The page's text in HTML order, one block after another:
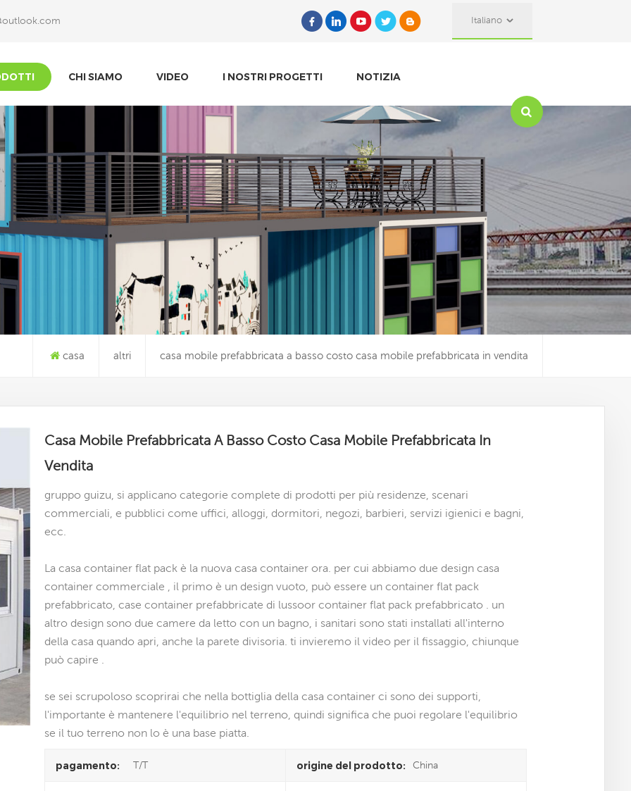
Italiano
CHI SIAMO VIDEO I NOSTRI PROGETTI NOTIZIA
casa altri casa mobile prefabbricata a basso costo casa mobile prefabbricata in vendita
Casa Mobile Prefabbricata A Basso Costo Casa Mobile Prefabbricata In
Vendita
gruppo guizu, si applicano categorie complete di prodotti per più residenze, scenari
commerciali, e pubblici come uffici, alloggi, dormitori, negozi, barbieri, servizi igienici e bagni,
ecc.
La casa container flat pack è la nuova casa container ora. per cui abbiamo due designcasa
container commerciale , il primo è un design vuoto, può essere un container flat pack
prefabbricato, case container prefabbricate di lussoorcontainer flat pack prefabbricato . un
altro design sono due camere da letto con un bagno, i sanitari sono stati installati all'interno
della casa quando apri, anche la parete divisoria. ti invieremo il video per il fissaggio, chiunque
può capire .
se sei scrupoloso scoprirai che nella bottiglia della casa container ci sono dei supporti,
l'importante è mantenere l'equilibrio nel terreno, quindi significa che puoi regolare l'equilibrio
se il tuo terreno non lo è una base piatta.
pagamento: T/T origine del prodotto: China